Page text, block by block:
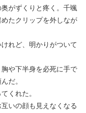
がずくりと疼く。千颯
たクリップを外しなが
れど、明かりがついて
や下半身を必死に手で
だ。
くれた。
いの顔も見えなくなる